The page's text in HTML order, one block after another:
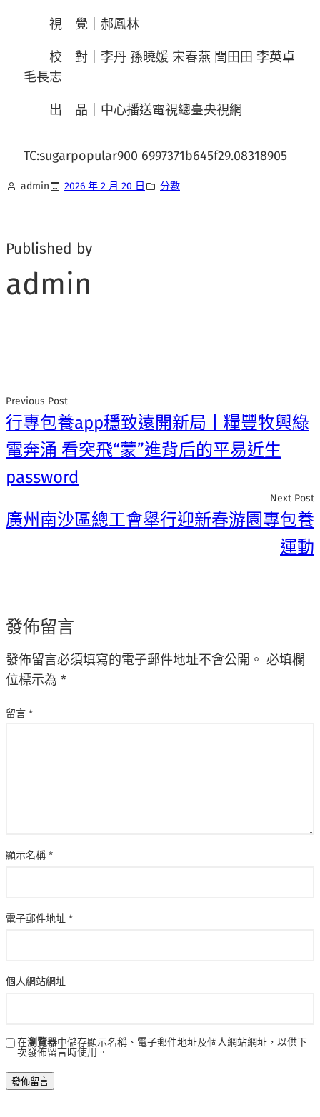
視 覺｜郝鳳林
校 對｜李丹 孫曉媛 宋春燕 閆田田 李英卓
毛長志
出 品｜中心播送電視總臺央視網
TC:sugarpopular900 6997371b645f29.08318905
admin 2026 年 2 月 20 日 分數
Published by
admin
Previous Post
行專包養app穩致遠開新局丨糧豐牧興綠
電奔涌 看突飛“蒙”進背后的平易近生
password
Next Post
廣州南沙區總工會舉行迎新春游園專包養
運動
發佈留言
發佈留言必須填寫的電子郵件地址不會公開。 必填欄
位標示為 *
留言 *
顯示名稱 *
電子郵件地址 *
個人網站網址
在瀏覽器中儲存顯示名稱、電子郵件地址及個人網站網址，以供下
次發佈留言時使用。